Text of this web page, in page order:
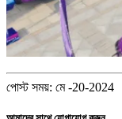
পোস্ট সময়: মে -20-2024